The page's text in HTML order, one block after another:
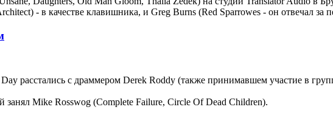
- в качестве клавишника, и Greg Burns (Red Sparrowes - он отвечал за
расстались с драммером Derek Roddy (также принимавшем участие в
Mike Rosswog (Complete Failure, Circle Of Dead Children).